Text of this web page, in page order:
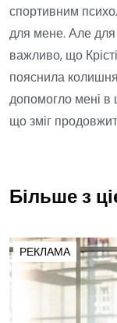
спортивним
для мене. Але
важливо, що
пояснила
допомогло мені в
що зміг
Більше з
РЕКЛАМА